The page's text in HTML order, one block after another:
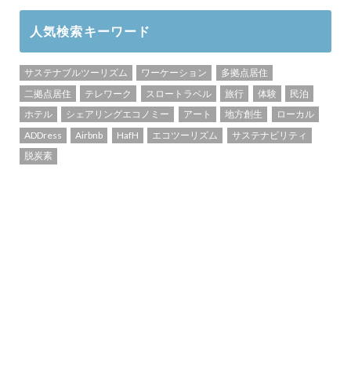
人気検索キーワード
サステナブルツーリズム ワーケーション
多拠点居住
二拠点居住
テレワーク スロートラベル 旅行 体験
民泊
ホテル
シェアリングエコノミー アート 地方創生
ローカル
ADDress
Airbnb HafH エコツーリズム
サステナビリティ
脱炭素